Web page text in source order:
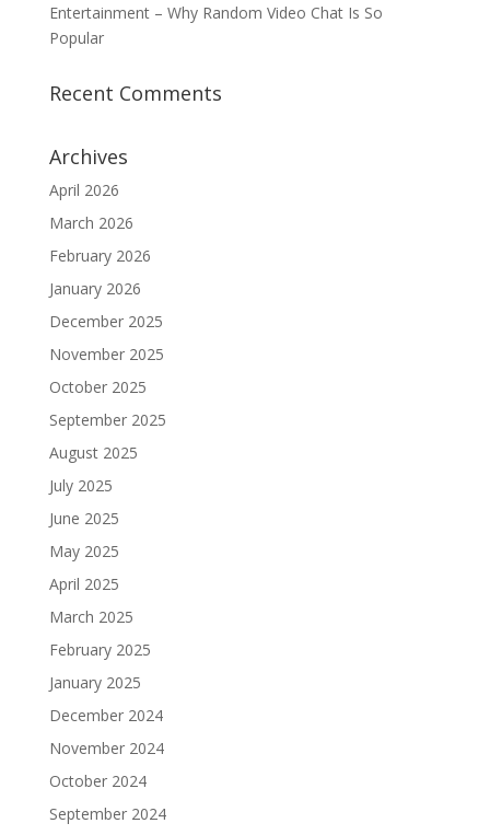
Entertainment – Why Random Video Chat Is So
Popular
Recent Comments
Archives
April 2026
March 2026
February 2026
January 2026
December 2025
November 2025
October 2025
September 2025
August 2025
July 2025
June 2025
May 2025
April 2025
March 2025
February 2025
January 2025
December 2024
November 2024
October 2024
September 2024